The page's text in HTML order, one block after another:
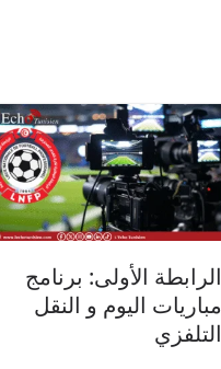
الرابطة الأولى: برنامج
مباريات اليوم و النقل
التلفزي